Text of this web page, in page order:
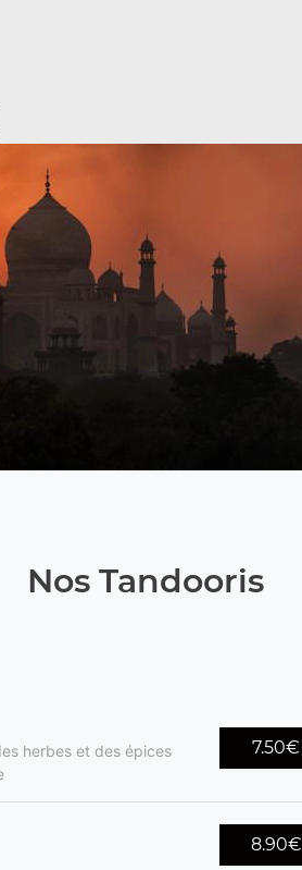
Nos Tandooris
herbes et des épices
7.50€
8.90€